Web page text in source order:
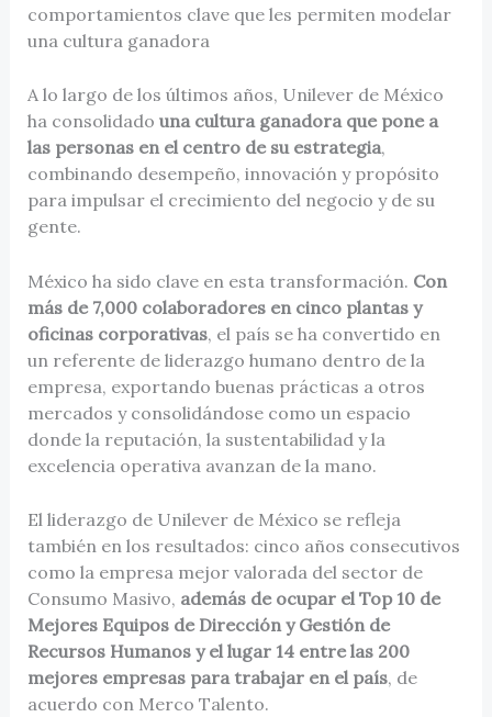
comportamientos clave que les permiten modelar
una cultura ganadora
A lo largo de los últimos años, Unilever de México
ha consolidado una cultura ganadora que pone a
las personas en el centro de su estrategia,
combinando desempeño, innovación y propósito
para impulsar el crecimiento del negocio y de su
gente.
México ha sido clave en esta transformación. Con
más de 7,000 colaboradores en cinco plantas y
oficinas corporativas, el país se ha convertido en
un referente de liderazgo humano dentro de la
empresa, exportando buenas prácticas a otros
mercados y consolidándose como un espacio
donde la reputación, la sustentabilidad y la
excelencia operativa avanzan de la mano.
El liderazgo de Unilever de México se refleja
también en los resultados: cinco años consecutivos
como la empresa mejor valorada del sector de
Consumo Masivo, además de ocupar el Top 10 de
Mejores Equipos de Dirección y Gestión de
Recursos Humanos y el lugar 14 entre las 200
mejores empresas para trabajar en el país, de
acuerdo con Merco Talento.